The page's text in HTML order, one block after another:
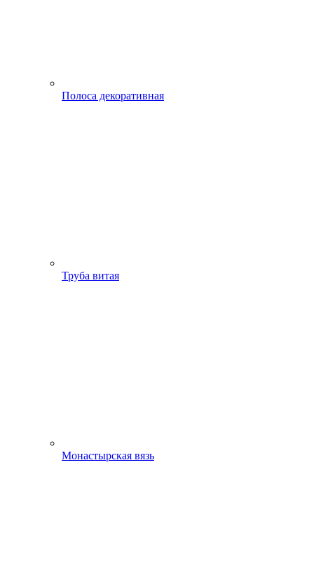
Полоса декоративная
Труба витая
Монастырская вязь